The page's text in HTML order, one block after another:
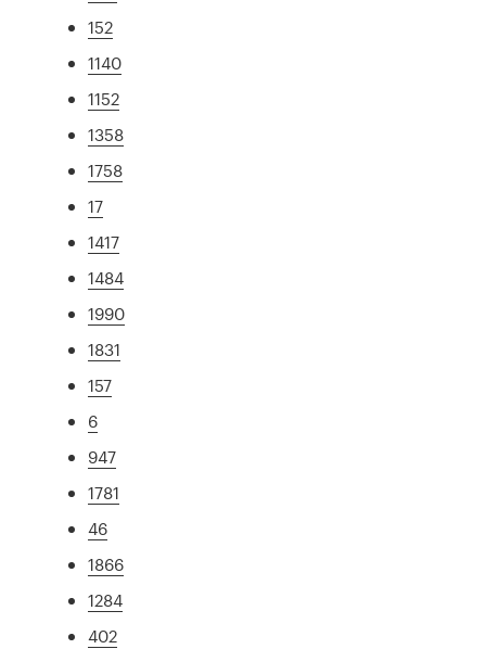
152
1140
1152
1358
1758
17
1417
1484
1990
1831
157
6
947
1781
46
1866
1284
402